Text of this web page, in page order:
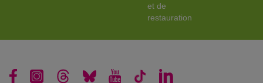
et de
restauration